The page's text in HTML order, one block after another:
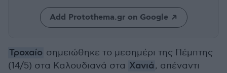
Add Protothema.gr on Google
Τροχαίο σημειώθηκε το μεσημέρι της Πέμπτης
(14/5) στα Καλουδιανά στα Χανιά, απέναντι